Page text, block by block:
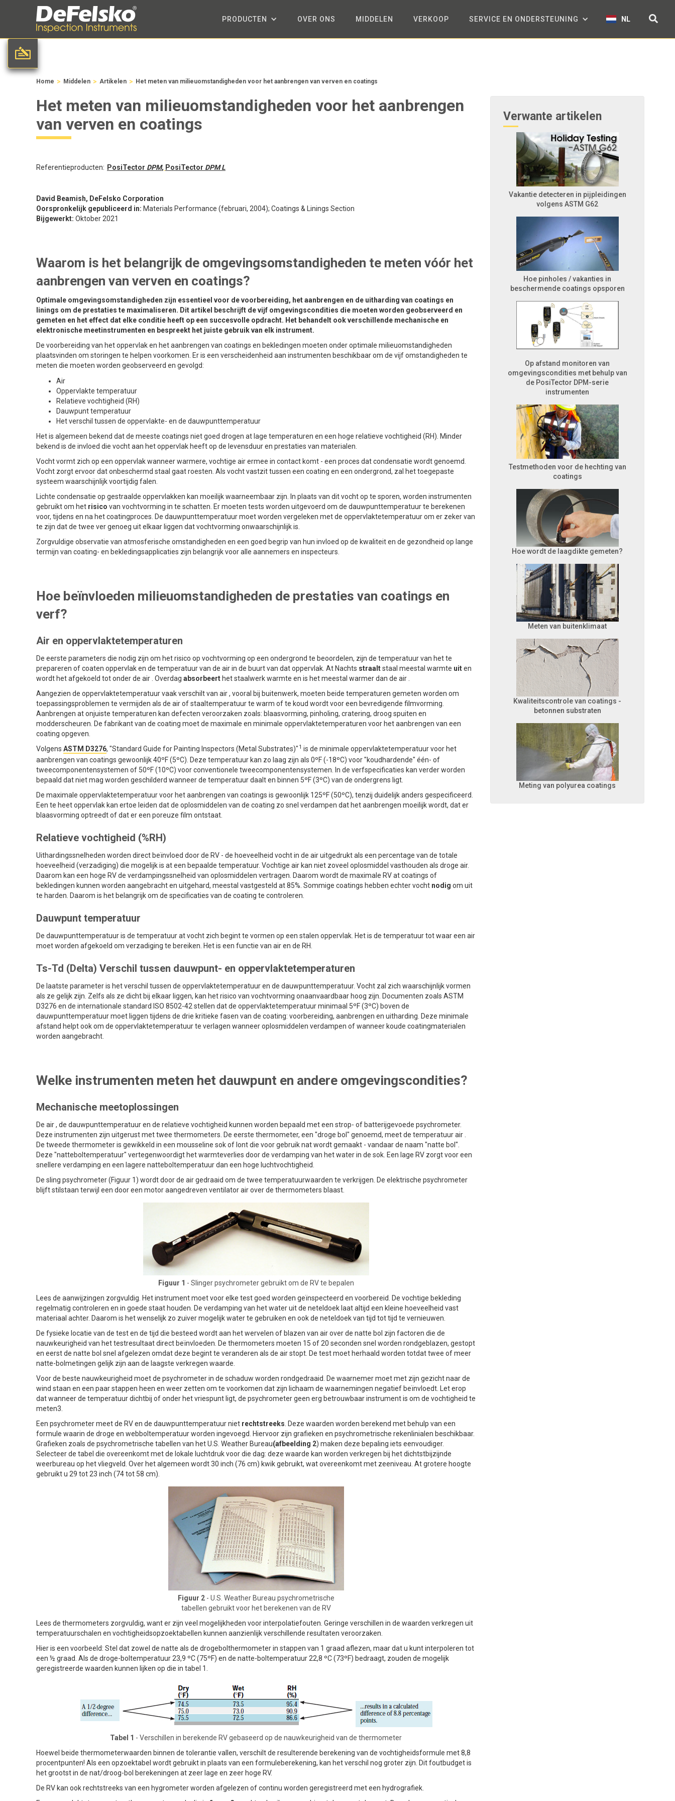
PRODUCTEN OVER ONS MIDDELEN VERKOOP SERVICE EN ONDERSTEUNING NL
Home > Middelen > Artikelen > Het meten van milieuomstandigheden voor het aanbrengen van verven en coatings
Het meten van milieuomstandigheden voor het aanbrengen
van verven en coatings
Referentieproducten: PosiTector DPM, PosiTector DPM L
David Beamish, DeFelsko Corporation
Oorspronkelijk gepubliceerd in: Materials Performance (februari, 2004); Coatings & Linings Section
Bijgewerkt: Oktober 2021
Waarom is het belangrijk de omgevingsomstandigheden te meten vóór het
aanbrengen van verven en coatings?
Optimale omgevingsomstandigheden zijn essentieel voor de voorbereiding, het aanbrengen en de uitharding van coatings en
linings om de prestaties te maximaliseren. Dit artikel beschrijft de vijf omgevingscondities die moeten worden geobserveerd en
gemeten en het effect dat elke conditie heeft op een succesvolle opdracht. Het behandelt ook verschillende mechanische en
elektronische meetinstrumenten en bespreekt het juiste gebruik van elk instrument.
De voorbereiding van het oppervlak en het aanbrengen van coatings en bekledingen moeten onder optimale milieuomstandigheden
plaatsvinden om storingen te helpen voorkomen. Er is een verscheidenheid aan instrumenten beschikbaar om de vijf omstandigheden te
meten die moeten worden geobserveerd en gevolgd:
Air
Oppervlakte temperatuur
Relatieve vochtigheid (RH)
Dauwpunt temperatuur
Het verschil tussen de oppervlakte- en de dauwpunttemperatuur
Het is algemeen bekend dat de meeste coatings niet goed drogen at lage temperaturen en een hoge relatieve vochtigheid (RH). Minder
bekend is de invloed die vocht aan het oppervlak heeft op de levensduur en prestaties van materialen.
Vocht vormt zich op een oppervlak wanneer warmere, vochtige air ermee in contact komt - een proces dat condensatie wordt genoemd.
Vocht zorgt ervoor dat onbeschermd staal gaat roesten. Als vocht vastzit tussen een coating en een ondergrond, zal het toegepaste
systeem waarschijnlijk voortijdig falen.
Lichte condensatie op gestraalde oppervlakken kan moeilijk waarneembaar zijn. In plaats van dit vocht op te sporen, worden instrumenten
gebruikt om het risico van vochtvorming in te schatten. Er moeten tests worden uitgevoerd om de dauwpunttemperatuur te berekenen
voor, tijdens en na het coatingproces. De dauwpunttemperatuur moet worden vergeleken met de oppervlaktetemperatuur om er zeker van
te zijn dat de twee ver genoeg uit elkaar liggen dat vochtvorming onwaarschijnlijk is.
Zorgvuldige observatie van atmosferische omstandigheden en een goed begrip van hun invloed op de kwaliteit en de gezondheid op lange
termijn van coating- en bekledingsapplicaties zijn belangrijk voor alle aannemers en inspecteurs.
Hoe beïnvloeden milieuomstandigheden de prestaties van coatings en
verf?
Air en oppervlaktetemperaturen
De eerste parameters die nodig zijn om het risico op vochtvorming op een ondergrond te beoordelen, zijn de temperatuur van het te
prepareren of coaten oppervlak en de temperatuur van de air in de buurt van dat oppervlak. At Nachts straaltstaal meestal warmte uiten
wordt het afgekoeld tot onder de air . Overdag absorbeert het staalwerk warmte en is het meestal warmer dan de air .
Aangezien de oppervlaktetemperatuur vaak verschilt van air , vooral bij buitenwerk, moeten beide temperaturen gemeten worden om
toepassingsproblemen te vermijden als de air of staaltemperatuur te warm of te koud wordt voor een bevredigende filmvorming.
Aanbrengen at onjuiste temperaturen kan defecten veroorzaken zoals: blaasvorming, pinholing, cratering, droog spuiten en
modderscheuren. De fabrikant van de coating moet de maximale en minimale oppervlaktetemperaturen voor het aanbrengen van een
coating opgeven.
Volgens ASTM D3276, "Standard Guide for Painting Inspectors (Metal Substrates)" 1 is de minimale oppervlaktetemperatuur voor het
aanbrengen van coatings gewoonlijk 40ºF (5ºC). Deze temperatuur kan zo laag zijn als 0ºF (-18ºC) voor "koudhardende" één- of
tweecomponentensystemen of 50ºF (10ºC) voor conventionele tweecomponentensystemen. In de verfspecificaties kan verder worden
bepaald dat niet mag worden geschilderd wanneer de temperatuur daalt en binnen 5ºF (3ºC) van de ondergrens ligt.
De maximale oppervlaktetemperatuur voor het aanbrengen van coatings is gewoonlijk 125ºF (50ºC), tenzij duidelijk anders gespecificeerd.
Een te heet oppervlak kan ertoe leiden dat de oplosmiddelen van de coating zo snel verdampen dat het aanbrengen moeilijk wordt, dat er
blaasvorming optreedt of dat er een poreuze film ontstaat.
Relatieve vochtigheid (%RH)
Uithardingssnelheden worden direct beïnvloed door de RV - de hoeveelheid vocht in de air uitgedrukt als een percentage van de totale
hoeveelheid (verzadiging) die mogelijk is at een bepaalde temperatuur. Vochtige air kan niet zoveel oplosmiddel vasthouden als droge air.
Daarom kan een hoge RV de verdampingssnelheid van oplosmiddelen vertragen. Daarom wordt de maximale RV at coatings of
bekledingen kunnen worden aangebracht en uitgehard, meestal vastgesteld at 85%. Sommige coatings hebben echter vocht nodig om uit
te harden. Daarom is het belangrijk om de specificaties van de coating te controleren.
Dauwpunt temperatuur
De dauwpunttemperatuur is de temperatuur at vocht zich begint te vormen op een stalen oppervlak. Het is de temperatuur tot waar een air
moet worden afgekoeld om verzadiging te bereiken. Het is een functie van air en de RH.
Ts-Td (Delta) Verschil tussen dauwpunt- en oppervlaktetemperaturen
De laatste parameter is het verschil tussen de oppervlaktetemperatuur en de dauwpunttemperatuur. Vocht zal zich waarschijnlijk vormen
als ze gelijk zijn. Zelfs als ze dicht bij elkaar liggen, kan het risico van vochtvorming onaanvaardbaar hoog zijn. Documenten zoals ASTM
D3276 en de internationale standard ISO 8502-42 stellen dat de oppervlaktetemperatuur minimaal 5ºF (3ºC) boven de
dauwpunttemperatuur moet liggen tijdens de drie kritieke fasen van de coating: voorbereiding, aanbrengen en uitharding. Deze minimale
afstand helpt ook om de oppervlaktetemperatuur te verlagen wanneer oplosmiddelen verdampen of wanneer koude coatingmaterialen
worden aangebracht.
Welke instrumenten meten het dauwpunt en andere omgevingscondities?
Mechanische meetoplossingen
De air , de dauwpunttemperatuur en de relatieve vochtigheid kunnen worden bepaald met een strop- of batterijgevoede psychrometer.
Deze instrumenten zijn uitgerust met twee thermometers. De eerste thermometer, een "droge bol" genoemd, meet de temperatuur air .
De tweede thermometer is gewikkeld in een mousseline sok of lont die voor gebruik nat wordt gemaakt - vandaar de naam "natte bol".
Deze "natteboltemperatuur" vertegenwoordigt het warmteverlies door de verdamping van het water in de sok. Een lage RV zorgt voor een
snellere verdamping en een lagere natteboltemperatuur dan een hoge luchtvochtigheid.
De sling psychrometer (Figuur 1) wordt door de air gedraaid om de twee temperatuurwaarden te verkrijgen. De elektrische psychrometer
blijft stilstaan terwijl een door een motor aangedreven ventilator air over de thermometers blaast.
Figuur 1 - Slinger psychrometer gebruikt om de RV te bepalen
Lees de aanwijzingen zorgvuldig. Het instrument moet voor elke test goed worden geïnspecteerd en voorbereid. De vochtige bekleding
regelmatig controleren en in goede staat houden. De verdamping van het water uit de neteldoek laat altijd een kleine hoeveelheid vast
materiaal achter. Daarom is het wenselijk zo zuiver mogelijk water te gebruiken en ook de neteldoek van tijd tot tijd te vernieuwen.
De fysieke locatie van de test en de tijd die besteed wordt aan het wervelen of blazen van air over de natte bol zijn factoren die de
nauwkeurigheid van het testresultaat direct beïnvloeden. De thermometers moeten 15 of 20 seconden snel worden rondgeblazen, gestopt
en eerst de natte bol snel afgelezen omdat deze begint te veranderen als de air stopt. De test moet herhaald worden totdat twee of meer
natte-bolmetingen gelijk zijn aan de laagste verkregen waarde.
Voor de beste nauwkeurigheid moet de psychrometer in de schaduw worden rondgedraaid. De waarnemer moet met zijn gezicht naar de
wind staan en een paar stappen heen en weer zetten om te voorkomen dat zijn lichaam de waarnemingen negatief beïnvloedt. Let erop
dat wanneer de temperatuur dichtbij of onder het vriespunt ligt, de psychrometer geen erg betrouwbaar instrument is om de vochtigheid te
meten3.
Een psychrometer meet de RV en de dauwpunttemperatuur niet rechtstreeks . Deze waarden worden berekend met behulp van een
formule waarin de droge en webboltemperatuur worden ingevoegd. Hiervoor zijn grafieken en psychrometrische rekenlinialen beschikbaar.
Grafieken zoals de psychrometrische tabellen van het U.S. Weather Bureau(afbeelding 2) maken deze bepaling iets eenvoudiger.
Selecteer de tabel die overeenkomt met de lokale luchtdruk voor die dag: deze waarde kan worden verkregen bij het dichtstbijzijnde
weerbureau op het vliegveld. Over het algemeen wordt 30 inch (76 cm) kwik gebruikt, wat overeenkomt met zeeniveau. At grotere hoogte
gebruikt u 29 tot 23 inch (74 tot 58 cm).
Figuur 2- U.S. Weather Bureau psychrometrische
tabellen gebruikt voor het berekenen van de RV
Lees de thermometers zorgvuldig, want er zijn veel mogelijkheden voor interpolatiefouten. Geringe verschillen in de waarden verkregen uit
temperatuurschalen en vochtigheidsopzoektabellen kunnen aanzienlijk verschillende resultaten veroorzaken.
Hier is een voorbeeld: Stel dat zowel de natte als de drogebolthermometer in stappen van 1 graad aflezen, maar dat u kunt interpoleren tot
een ½ graad. Als de droge-boltemperatuur 23,9 ºC (75ºF) en de natte-boltemperatuur 22,8 ºC (73ºF) bedraagt, zouden de mogelijk
geregistreerde waarden kunnen lijken op die in tabel 1.
Tabel 1 - Verschillen in berekende RV gebaseerd op de nauwkeurigheid van de thermometer
Hoewel beide thermometerwaarden binnen de tolerantie vallen, verschilt de resulterende berekening van de vochtigheidsformule met 8,8
procentpunten! Als een opzoektabel wordt gebruikt in plaats van een formuleberekening, kan het verschil nog groter zijn. Dit foutbudget is
het grootst in de nat/droog-bol berekeningen at zeer lage en zeer hoge RV.
De RV kan ook rechtstreeks van een hygrometer worden afgelezen of continu worden geregistreerd met een hydrografiek.
Verwante artikelen
Vakantie detecteren in pijpleidingen
volgens ASTM G62
Hoe pinholes / vakanties in
beschermende coatings opsporen
Op afstand monitoren van
omgevingscondities met behulp van
de PosiTector DPM-serie
instrumenten
Testmethoden voor de hechting van
coatings
Hoe wordt de laagdikte gemeten?
Meten van buitenklimaat
Kwaliteitscontrole van coatings -
betonnen substraten
Meting van polyurea coatings